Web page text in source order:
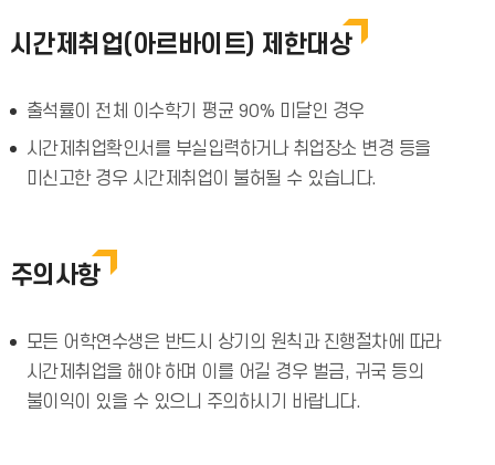
시간제취업(아르바이트) 제한대상
출석률이 전체 이수학기 평균 90% 미달인 경우
시간제취업확인서를 부실입력하거나 취업장소 변경 등을
미신고한 경우 시간제취업이 불허될 수 있습니다.
주의사항
모든 어학연수생은 반드시 상기의 원칙과 진행절차에 따라
시간제취업을 해야 하며 이를 어길 경우 벌금, 귀국 등의
불이익이 있을 수 있으니 주의하시기 바랍니다.